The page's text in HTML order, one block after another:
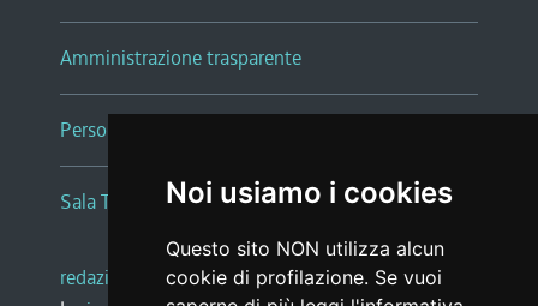
Noi usiamo i cookies
Questo sito NON utilizza alcun
cookie di profilazione. Se vuoi
Amministrazione trasparente
Persone e Uffici
Sala Tiziano Tessitori
redazione web |note legali |glossario